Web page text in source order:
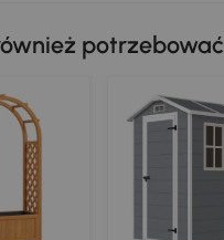
również potrzebować